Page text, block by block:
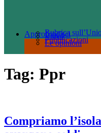
Approfondisci
Le opinioni
Pubblicazioni
Video
Rubrica
Tag: Ppr
Compriamo